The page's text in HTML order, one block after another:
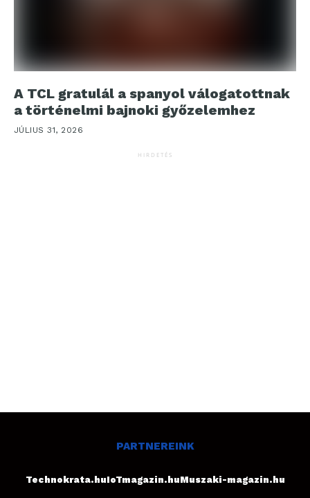
A TCL gratulál a spanyol válogatottnak
a történelmi bajnoki győzelemhez
JÚLIUS 31, 2026
HIRDETÉS
PARTNEREINK
Technokrata.huIoTmagazin.huMuszaki-magazin.hu